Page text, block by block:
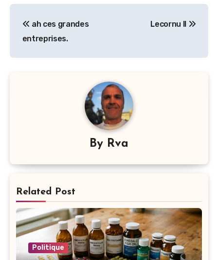
de
l’article
ah ces grandes
entreprises.
Lecornu II
By Rva
Related Post
Politique